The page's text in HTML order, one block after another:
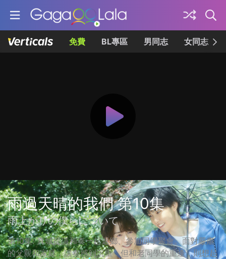
免費 BL專區 男同志 女同志
雨過天晴的我們 第10集
雨上がりの僕らについて
第10集: 真城提議和奏一起返鄉、參加同學聚會。面對嚴肅
的父親和家庭，讓奏感到沉重，但和老同學的重逢，則想起